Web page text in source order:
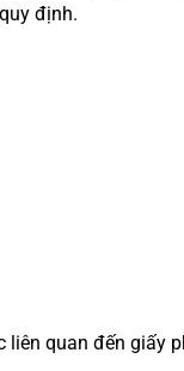
định.
quan đến giấy